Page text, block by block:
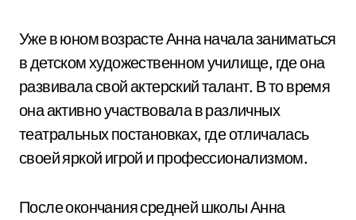
Уже в юном возрасте Анна начала заниматься
в детском художественном училище, где она
развивала свой актерский талант. В то время
она активно участвовала в различных
театральных постановках, где отличалась
своей яркой игрой и профессионализмом.
После окончания средней школы Анна